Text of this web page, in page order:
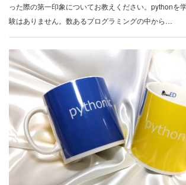
った際の第一印象についてお教えください。pythonを
験はありません。数あるプログラミングの中から…